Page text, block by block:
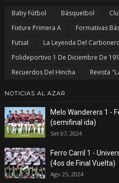
Baby Fútbol Básquetbol
Fixture Primera A
Formativas
Futsal
La Leyenda Del
Polideportivo 1 De Diciembre De
Recuerdos Del Hincha
Revista
NOTICIAS AL AZAR
Melo Wanderers 1 -
(semifinal ida)
Set 07, 2024
Ferro Carril 1 -
(4os de Final Vuelta)
Ago 25, 2024